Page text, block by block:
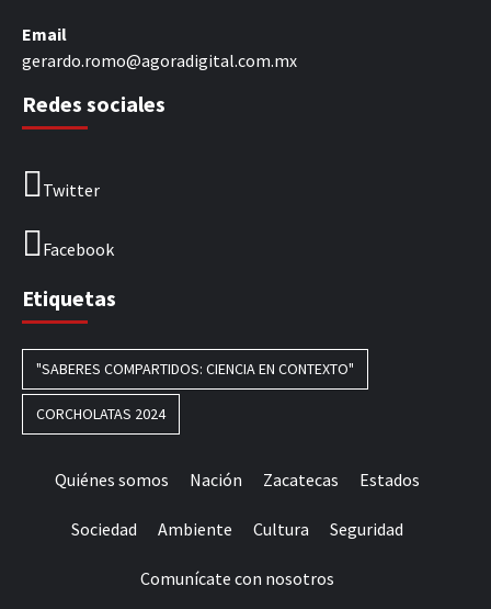
Email
gerardo.romo@agoradigital.com.mx
Redes sociales
Twitter
Facebook
Etiquetas
"SABERES COMPARTIDOS: CIENCIA EN CONTEXTO"
CORCHOLATAS 2024
Quiénes somos Nación Zacatecas Estados
Sociedad Ambiente Cultura Seguridad
Comunícate con nosotros